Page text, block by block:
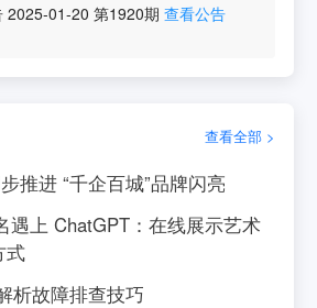
2025-01-20 第1920期 查看公告
查看全部 >
推进 “千企百城”品牌闪亮
遇上 ChatGPT：在线展示艺术
式
析故障排查技巧